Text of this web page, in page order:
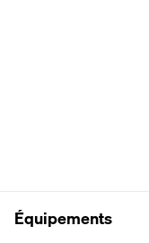
Équipements